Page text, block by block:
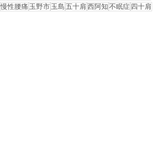
慢性腰痛 玉野市玉島 五十肩西阿知不眠症 四十肩